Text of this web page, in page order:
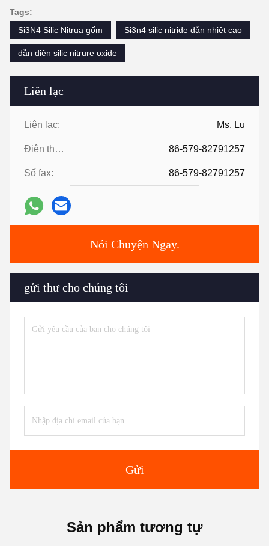
Liên lạc
Liên lạc: Ms. Lu
Điện thoại: 86-579-82791257
Số fax: 86-579-82791257
Nói Chuyện Ngay.
gửi thư cho chúng tôi
Gửi
Tags:
Si3N4 Silic Nitrua gốm
Si3n4 silic nitride dẫn nhiệt cao
dẫn điện silic nitrure oxide
Sản phẩm tương tự